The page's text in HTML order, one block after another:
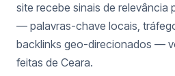
site recebe sinais de relevância
— palavras-chave locais,
backlinks geo-direcionados —
feitas de Ceara.